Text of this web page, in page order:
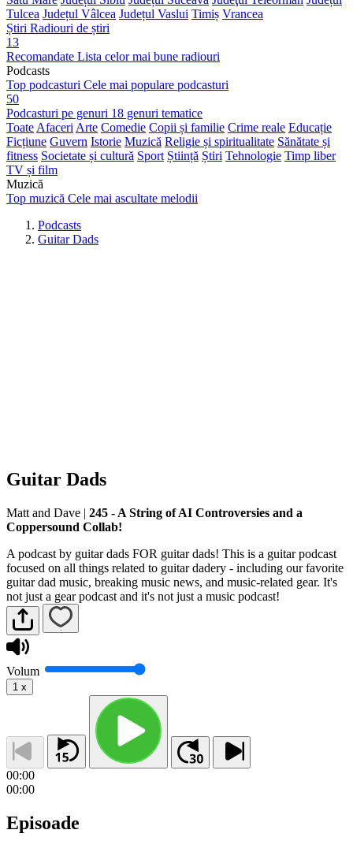
Tulcea Județul Vâlcea Județul Vaslui Timiș Vrancea
Știri Radiouri de știri
13
Recomandate Lista celor mai bune radiouri
Podcasts
Top podcasturi Cele mai populare podcasturi
50
Podcasturi pe genuri 18 genuri tematice
Toate Afaceri Arte Comedie Copii și familie Crime reale Educație
Ficțiune Guvern Istorie Muzică Religie și spiritualitate Sănătate și
fitness Societate și cultură Sport Știință Știri Tehnologie Timp liber
TV și film
Muzică
Top muzică Cele mai ascultate melodii
Podcasts
Guitar Dads
Guitar Dads
Matt and Dave | 245 - A String of AI Controversies and a
Coppersound Collab!
A podcast by guitar dads FOR guitar dads! This is a guitar podcast
focused on all things related to guitar dadery - including our favorite
guitar dad music, breaking music news, and music-related gear. It's
not just a gear podcast and it's not just a music podcast!
Volum
1 x
00:00
00:00
Episoade